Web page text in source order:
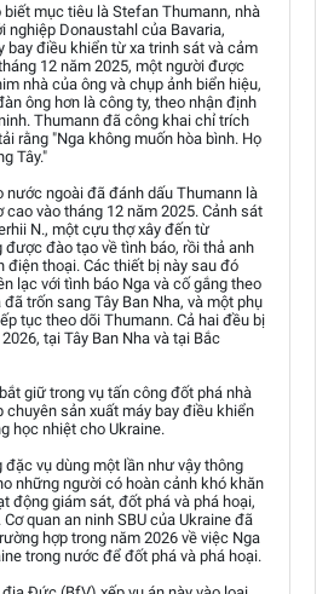
biết mục tiêu là Stefan Thumann, nhà
nghiệp Donaustahl của Bavaria,
bay điều khiển từ xa trinh sát và cảm
12 năm 2025, một người được
nhà của ông và chụp ảnh biển hiệu,
ông hơn là công ty, theo nhận định
Thumann đã công khai chỉ trích
rằng "Nga không muốn hòa bình. Họ
Tây."
nước ngoài đã đánh dấu Thumann là
vào tháng 12 năm 2025. Cảnh sát
N., một cựu thợ xây đến từ
được đào tạo về tình báo, rồi thả anh
điện thoại. Các thiết bị này sau đó
lạc với tình báo Nga và cố gắng theo
trốn sang Tây Ban Nha, và một phụ
tục theo dõi Thumann. Cả hai đều bị
tại Tây Ban Nha và tại Bắc
giữ trong vụ tấn công đốt phá nhà
chuyên sản xuất máy bay điều khiển
học nhiệt cho Ukraine.
đặc vụ dùng một lần như vậy thông
những người có hoàn cảnh khó khăn
động giám sát, đốt phá và phá hoại,
quan an ninh SBU của Ukraine đã
hợp trong năm 2026 về việc Nga
trong nước để đốt phá và phá hoại.